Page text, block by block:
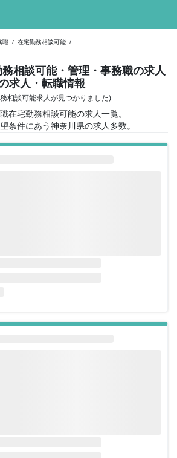
職 / 在宅勤務相談可能 /
相談可能・管理・事務職の求人
求人・転職情報
相談可能求人が見つかりました)
在宅勤務相談可能の求人一覧。
条件にあう神奈川県の求人多数。